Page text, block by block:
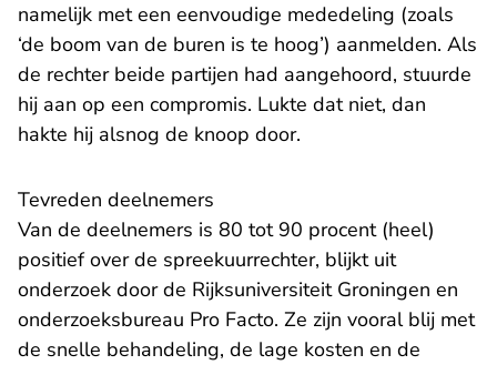
namelijk met een eenvoudige mededeling (zoals
‘de boom van de buren is te hoog’) aanmelden. Als
de rechter beide partijen had aangehoord, stuurde
hij aan op een compromis. Lukte dat niet, dan
hakte hij alsnog de knoop door.
Tevreden deelnemers
Van de deelnemers is 80 tot 90 procent (heel)
positief over de spreekuurrechter, blijkt uit
onderzoek door de Rijksuniversiteit Groningen en
onderzoeksbureau Pro Facto. Ze zijn vooral blij met
de snelle behandeling, de lage kosten en de